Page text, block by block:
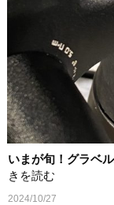
いまが旬！グラベ
きを読む
2024/10/27